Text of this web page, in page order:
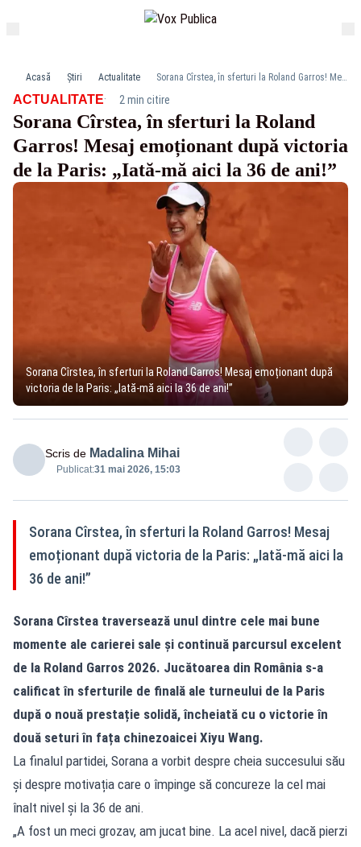
Acasă Știri Actualitate Sorana Cîrstea, în sferturi la Roland Garros! Mesaj emoționant după victoria de la Paris: „Iată-mă aici la 36 de ani!”
ACTUALITATE· 2 min citire
Sorana Cîrstea, în sferturi la Roland
Garros! Mesaj emoționant după victoria
de la Paris: „Iată-mă aici la 36 de ani!”
Sorana Cîrstea, în sferturi la Roland Garros! Mesaj emoționant după
victoria de la Paris: „Iată-mă aici la 36 de ani!”
Scris de Madalina Mihai
Publicat:31 mai 2026, 15:03
Sorana Cîrstea, în sferturi la Roland Garros! Mesaj
emoționant după victoria de la Paris: „Iată-mă aici la
36 de ani!”
Sorana Cîrstea traversează unul dintre cele mai bune
momente ale carierei sale și continuă parcursul excelent
de la Roland Garros 2026. Jucătoarea din România s-a
calificat în sferturile de finală ale turneului de la Paris
după o nouă prestație solidă, încheiată cu o victorie în
două seturi în fața chinezoaicei Xiyu Wang.
La finalul partidei, Sorana a vorbit despre cheia succesului său
și despre motivația care o împinge să concureze la cel mai
înalt nivel și la 36 de ani.
„A fost un meci grozav, am jucat bine. La acel nivel, dacă pierzi